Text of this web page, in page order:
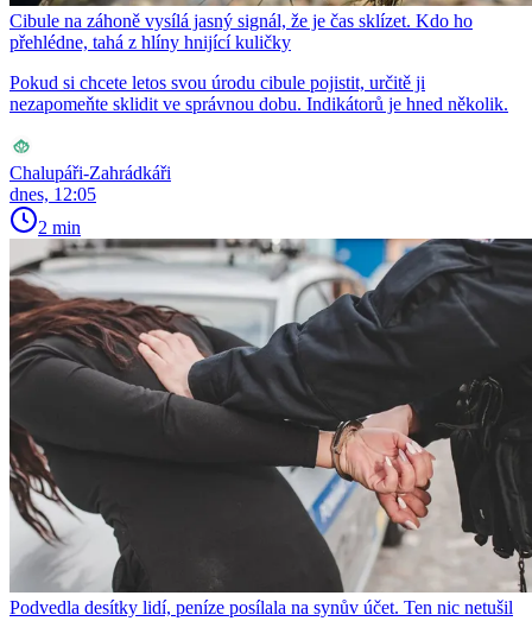
Cibule na záhoně vysílá jasný signál, že je čas sklízet. Kdo ho
přehlédne, tahá z hlíny hnijící kuličky
Pokud si chcete letos svou úrodu cibule pojistit, určitě ji
nezapomeňte sklidit ve správnou dobu. Indikátorů je hned několik.
Chalupáři-Zahrádkáři
dnes, 12:05
2 min
Podvedla desítky lidí, peníze posílala na synův účet. Ten nic netušil